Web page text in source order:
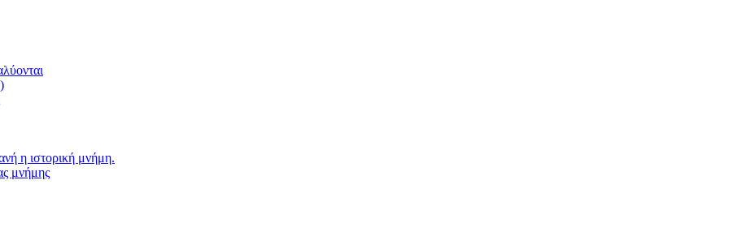
η ιστορική μνήμη.
μνήμης